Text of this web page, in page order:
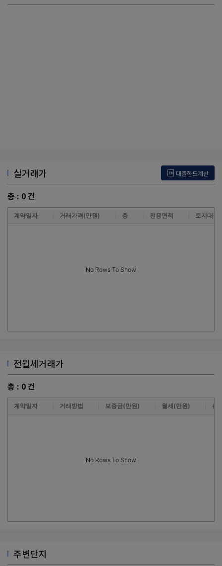
실거래가 대출한도계산
총 : 0건
계약일자 거래가격(만원) 층 전용면적 토지대장
No Rows To Show
전월세거래가
총 : 0건
계약일자 거래방법 보증금(만원) 월세(만원) 층
No Rows To Show
주변단지